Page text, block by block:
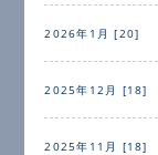
2026年1月 [20]
2025年12月 [18]
2025年11月 [18]